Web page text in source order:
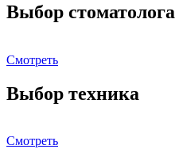
Выбор стоматолога
Смотреть
Выбор техника
Смотреть